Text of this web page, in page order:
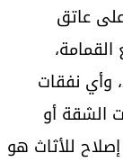
عاتق
وأي نفقات
الشقة أو
للأثاث هو